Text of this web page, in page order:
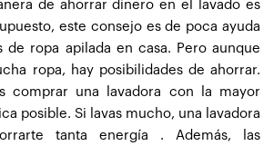
de ahorrar dinero en el lavado es
este consejo es de poca ayuda
de ropa apilada en casa. Pero aunque
ropa, hay posibilidades de ahorrar.
comprar una lavadora con la mayor
posible. Si lavas mucho, una lavadora
tanta energía . Además, las